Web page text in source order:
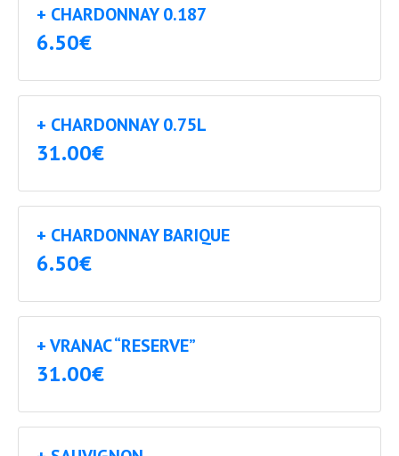
+ CHARDONNAY 0.187
6.50€
+ CHARDONNAY 0.75L
31.00€
+ CHARDONNAY BARIQUE
6.50€
+ VRANAC “RESERVE”
31.00€